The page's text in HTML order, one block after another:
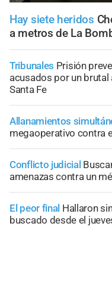
Hay siete heridos
a metros de La
Tribunales Prisión
acusados por un
Santa Fe
Allanamientos
megaoperativo contra
Conflicto judicial
amenazas contra un
El peor final Hallaron
buscado desde el